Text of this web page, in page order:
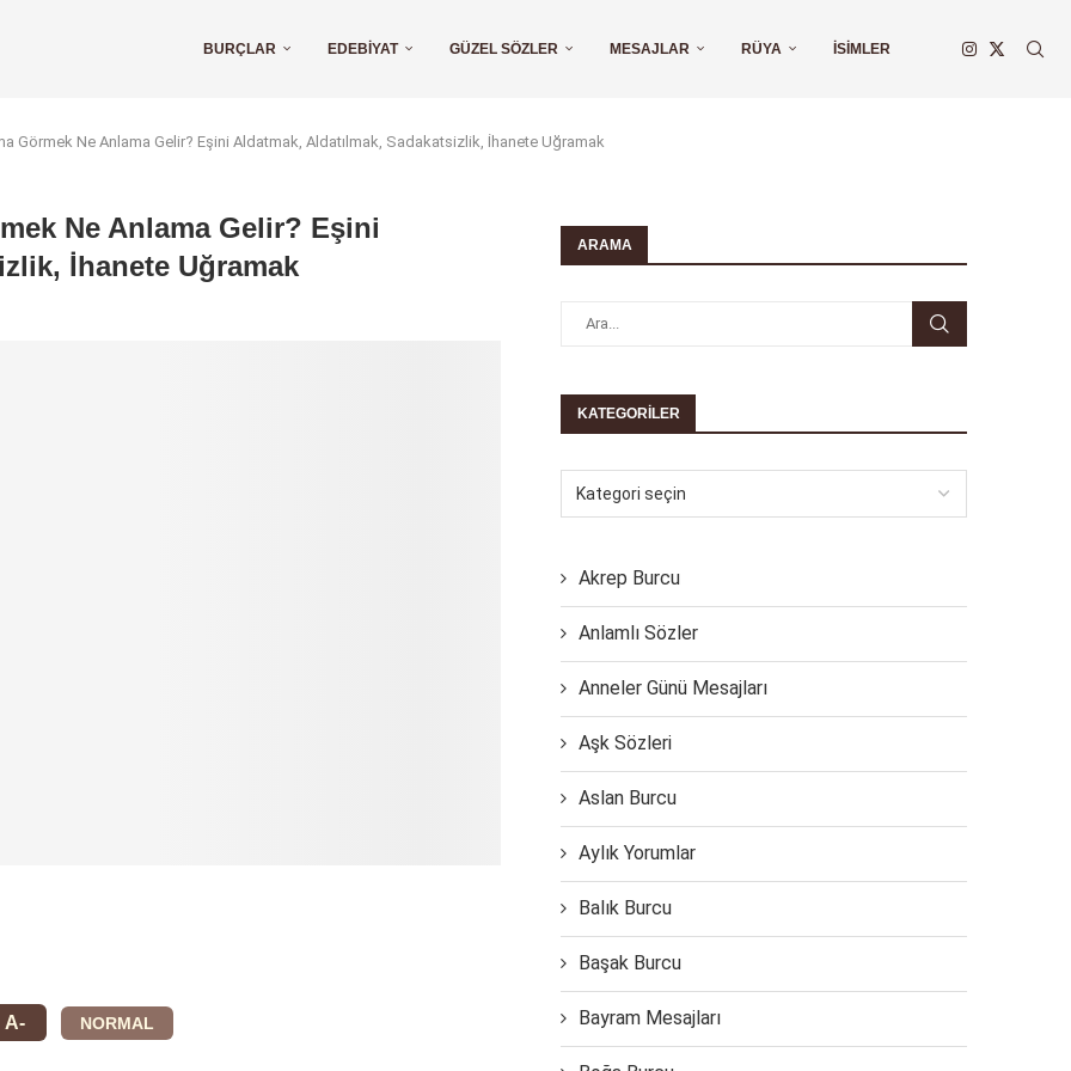
BURÇLAR EDEBIYAT GÜZEL SÖZLER MESAJLAR RÜYA İSIMLER
Görmek Ne Anlama Gelir? Eşini Aldatmak, Aldatılmak, Sadakatsizlik, İhanete Uğramak
Ne Anlama Gelir? Eşini
İhanete Uğramak
A- NORMAL
ARAMA
KATEGORILER
Akrep Burcu
Anlamlı Sözler
Anneler Günü Mesajları
Aşk Sözleri
Aslan Burcu
Aylık Yorumlar
Balık Burcu
Başak Burcu
Bayram Mesajları